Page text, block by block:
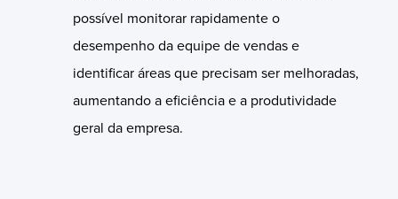
possível monitorar rapidamente o
desempenho da equipe de vendas e
identificar áreas que precisam ser melhoradas,
aumentando a eficiência e a produtividade
geral da empresa.